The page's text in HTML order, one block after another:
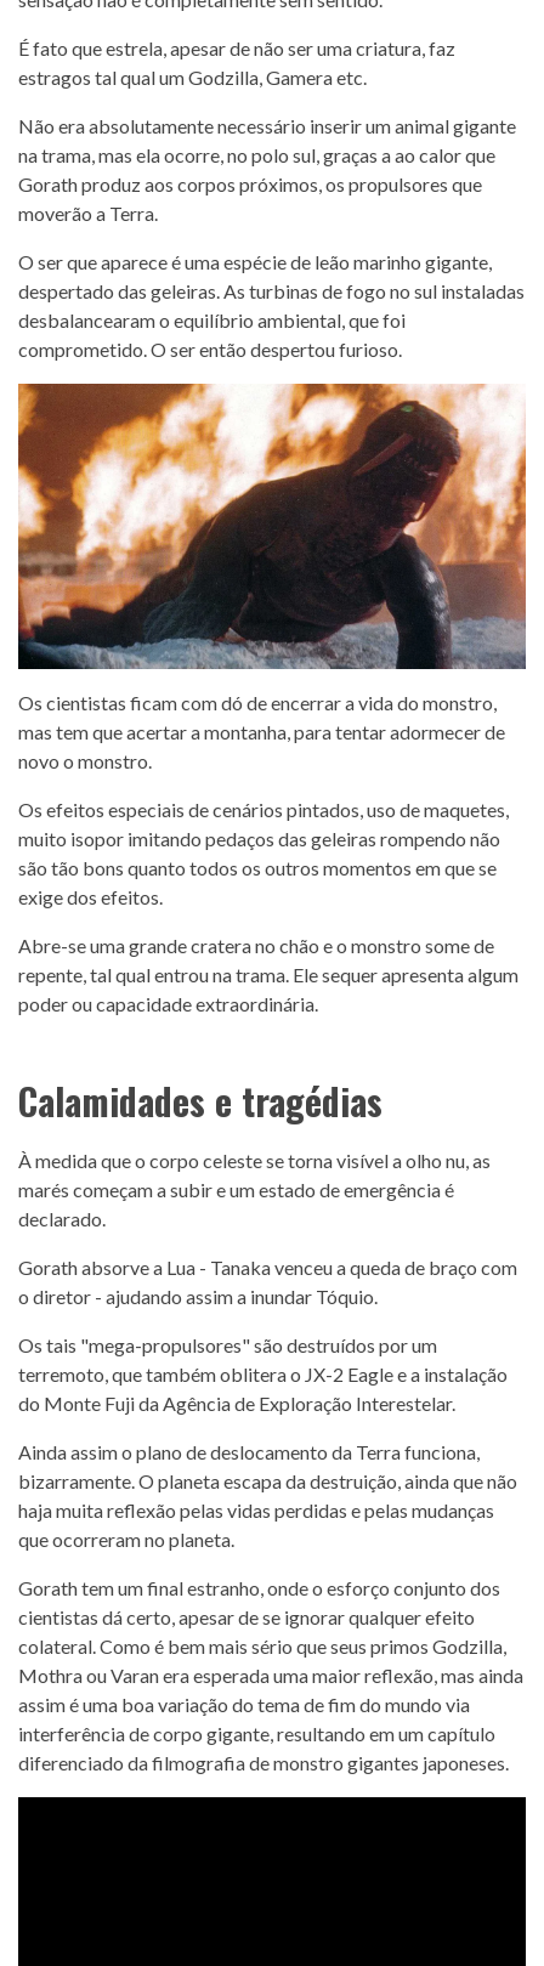
É fato que estrela, apesar de não ser uma criatura, faz
estragos tal qual um Godzilla, Gamera etc.
Não era absolutamente necessário inserir um animal gigante
na trama, mas ela ocorre, no polo sul, graças a ao calor que
Gorath produz aos corpos próximos, os propulsores que
moverão a Terra.
O ser que aparece é uma espécie de leão marinho gigante,
despertado das geleiras. As turbinas de fogo no sul instaladas
desbalancearam o equilíbrio ambiental, que foi
comprometido. O ser então despertou furioso.
Os cientistas ficam com dó de encerrar a vida do monstro,
mas tem que acertar a montanha, para tentar adormecer de
novo o monstro.
Os efeitos especiais de cenários pintados, uso de maquetes,
muito isopor imitando pedaços das geleiras rompendo não
são tão bons quanto todos os outros momentos em que se
exige dos efeitos.
Abre-se uma grande cratera no chão e o monstro some de
repente, tal qual entrou na trama. Ele sequer apresenta algum
poder ou capacidade extraordinária.
Calamidades e tragédias
À medida que o corpo celeste se torna visível a olho nu, as
marés começam a subir e um estado de emergência é
declarado.
Gorath absorve a Lua - Tanaka venceu a queda de braço com
o diretor - ajudando assim a inundar Tóquio.
Os tais "mega-propulsores" são destruídos por um
terremoto, que também oblitera o JX-2 Eagle e a instalação
do Monte Fuji da Agência de Exploração Interestelar.
Ainda assim o plano de deslocamento da Terra funciona,
bizarramente. O planeta escapa da destruição, ainda que não
haja muita reflexão pelas vidas perdidas e pelas mudanças
que ocorreram no planeta.
Gorath tem um final estranho, onde o esforço conjunto dos
cientistas dá certo, apesar de se ignorar qualquer efeito
colateral. Como é bem mais sério que seus primos Godzilla,
Mothra ou Varan era esperada uma maior reflexão, mas ainda
assim é uma boa variação do tema de fim do mundo via
interferência de corpo gigante, resultando em um capítulo
diferenciado da filmografia de monstro gigantes japoneses.